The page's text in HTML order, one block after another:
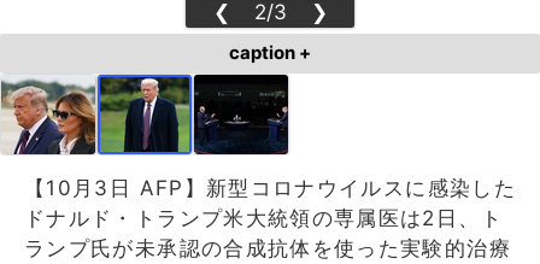
❮ 2/3 ❯
caption +
【10月3日 AFP】新型コロナウイルスに感染した
ドナルド・トランプ米大統領の専属医は2日、ト
ランプ氏が未承認の合成抗体を使った実験的治療